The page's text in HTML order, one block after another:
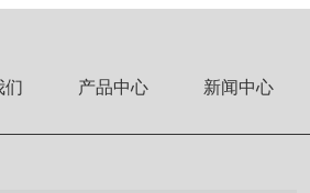
们 产品中心 新闻中心